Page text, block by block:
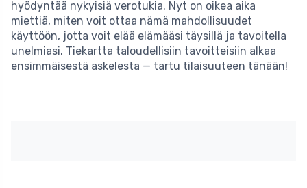
hyödyntää nykyisiä verotukia. Nyt on oikea aika
miettiä, miten voit ottaa nämä mahdollisuudet
käyttöön, jotta voit elää elämääsi täysillä ja tavoitella
unelmiasi. Tiekartta taloudellisiin tavoitteisiin alkaa
ensimmäisestä askelesta — tartu tilaisuuteen tänään!